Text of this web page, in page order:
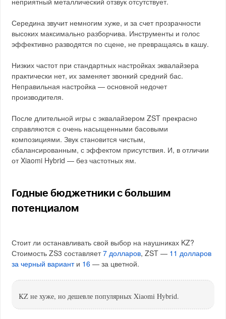
Середина звучит немногим хуже, и за счет прозрачности
высоких максимально разборчива. Инструменты и голос
эффективно разводятся по сцене, не превращаясь в кашу.
Низких частот при стандартных настройках эквалайзера
практически нет, их заменяет звонкий средний бас.
Неправильная настройка — основной недочет
производителя.
После длительной игры с эквалайзером ZST прекрасно
справляются с очень насыщенными басовыми
композициями. Звук становится чистым,
сбалансированным, с эффектом присутствия. И, в отличии
от Xiaomi Hybrid — без частотных ям.
Годные бюджетники с большим
потенциалом
Стоит ли останавливать свой выбор на наушниках KZ?
Стоимость ZS3 составляет7 долларов, ZST — 11 долларов
за черный варианти 16 — за цветной.
KZ не хуже, но дешевле популярных Xiaomi Hybrid.